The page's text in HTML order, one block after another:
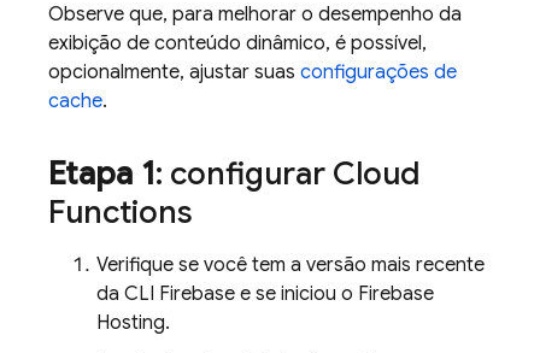
Observe que, para melhorar o desempenho da
exibição de conteúdo dinâmico, é possível,
opcionalmente, ajustar suas configurações de
cache.
Etapa 1: configurar Cloud
Functions
Verifique se você tem a versão mais recente
da CLI Firebase e se iniciou o Firebase
Hosting.